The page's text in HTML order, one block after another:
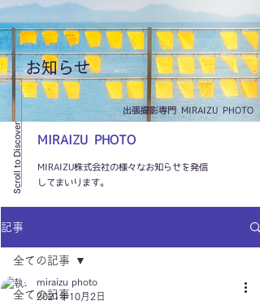
​お知らせ
​出張撮影専門 MIRAIZU PHOTO
Scroll to Discover MIRAIZU PHOTO
MIRAIZU株式会社の様々なお知らせを発信
してまいります。
記事
全ての記事
全ての記事
miraizu photo
2021年10月2日